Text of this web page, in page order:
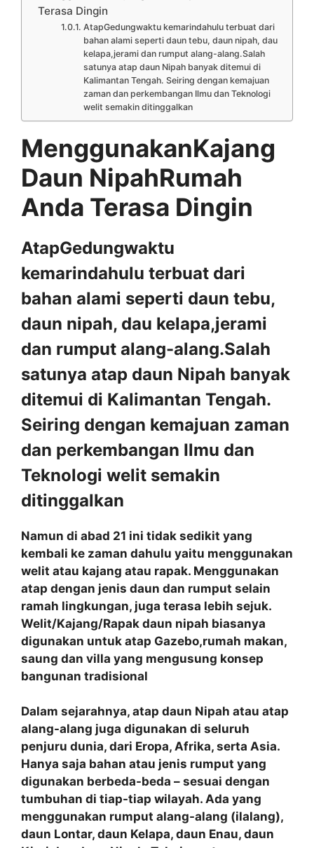
Terasa Dingin
AtapGedungwaktu kemarindahulu terbuat dari
bahan alami seperti daun tebu, daun nipah, dau
kelapa,jerami dan rumput alang-alang.Salah
satunya atap daun Nipah banyak ditemui di
Kalimantan Tengah. Seiring dengan kemajuan
zaman dan perkembangan Ilmu dan Teknologi
welit semakin ditinggalkan
MenggunakanKajang
Daun NipahRumah
Anda Terasa Dingin
AtapGedungwaktu
kemarindahulu terbuat dari
bahan alami seperti daun tebu,
daun nipah, dau kelapa,jerami
dan rumput alang-alang.Salah
satunya atap daun Nipah banyak
ditemui di Kalimantan Tengah.
Seiring dengan kemajuan zaman
dan perkembangan Ilmu dan
Teknologi welit semakin
ditinggalkan
Namun di abad 21 ini tidak sedikit yang
kembali ke zaman dahulu yaitu menggunakan
welit atau kajang atau rapak. Menggunakan
atap dengan jenis daun dan rumput selain
ramah lingkungan, juga terasa lebih sejuk.
Welit/Kajang/Rapak daun nipah biasanya
digunakan untuk atap Gazebo,rumah makan,
saung dan villa yang mengusung konsep
bangunan tradisional
Dalam sejarahnya, atap daun Nipah atau atap
alang-alang juga digunakan di seluruh
penjuru dunia, dari Eropa, Afrika, serta Asia.
Hanya saja bahan atau jenis rumput yang
digunakan berbeda-beda – sesuai dengan
tumbuhan di tiap-tiap wilayah. Ada yang
menggunakan rumput alang-alang (ilalang),
daun Lontar, daun Kelapa, daun Enau, daun